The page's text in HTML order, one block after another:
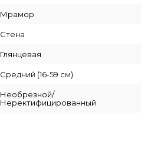
Мрамор
Стена
Глянцевая
Средний (16-59 см)
Необрезной/
Неректифицированный